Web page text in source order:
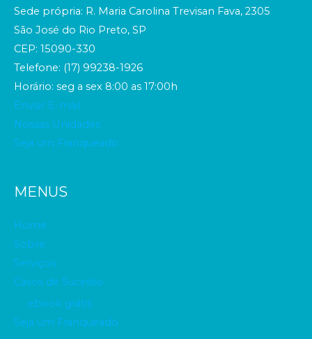
Sede própria: R. Maria Carolina Trevisan Fava, 2305
São José do Rio Preto, SP
CEP: 15090-330
Telefone: (17) 99238-1926
Horário: seg a sex 8:00 as 17:00h
Enviar E-mail
Nossas Unidades
Seja um Franqueado
MENUS
Home
Sobre
Serviços
Casos de Sucesso
ebook grátis
Seja um Franqueado